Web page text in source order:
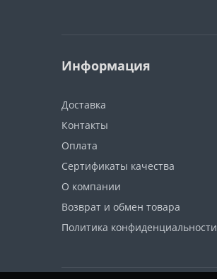
Информация
Доставка
Контакты
Оплата
Сертификаты качества
О компании
Возврат и обмен товара
Политика конфиденциальности